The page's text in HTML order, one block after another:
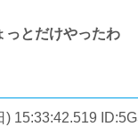
っとだけやったわ
) 15:33:42.519